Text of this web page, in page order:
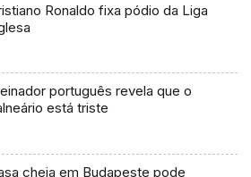
Ronaldo fixa pódio da Liga
português revela que o
está triste
cheia em Budapeste pode